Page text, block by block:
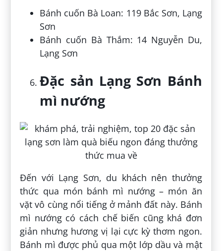
Bánh cuốn Bà Loan: 119 Bắc Sơn, Lạng
Sơn
Bánh cuốn Bà Thắm: 14 Nguyễn Du,
Lạng Sơn
Đặc sản Lạng Sơn Bánh
mì nướng
Đến với Lạng Sơn, du khách nên thưởng
thức qua món bánh mì nướng – món ăn
vặt vô cùng nổi tiếng ở mảnh đất này. Bánh
mì nướng có cách chế biến cũng khá đơn
giản nhưng hương vị lại cực kỳ thơm ngon.
Bánh mì được phủ qua một lớp dầu và mật